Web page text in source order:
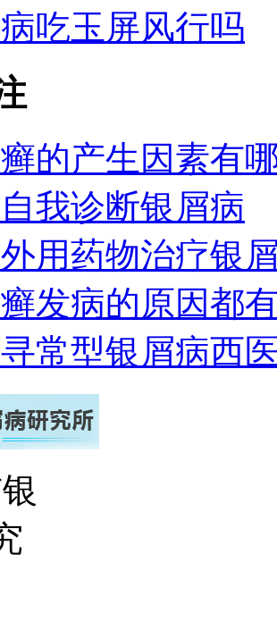
吃玉屏风行吗
的产生因素有
我诊断银屑病
用药物治疗银
发病的原因都
常型银屑病西